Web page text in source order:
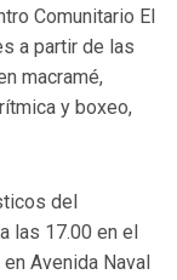
Comunitario El
a partir de las
macramé,
y boxeo,
del
las 17.00 en el
Avenida Naval